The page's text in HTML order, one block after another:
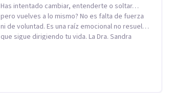
Has intentado cambiar, entenderte o soltar…
pero vuelves a lo mismo? No es falta de fuerza
ni de voluntad. Es una raíz emocional no resuelta
que sigue dirigiendo tu vida. La Dra. Sandra